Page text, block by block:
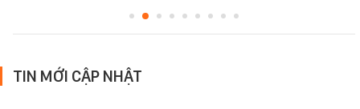
TIN MỚI CẬP NHẬT